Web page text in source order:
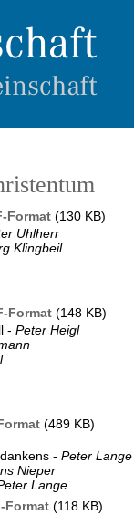
Format (130 KB)
Uhlherr
Klingbeil
Format (148 KB)
- Peter Heigl
(489 KB)
- Peter Lange
Nieper
Lange
Format (118 KB)